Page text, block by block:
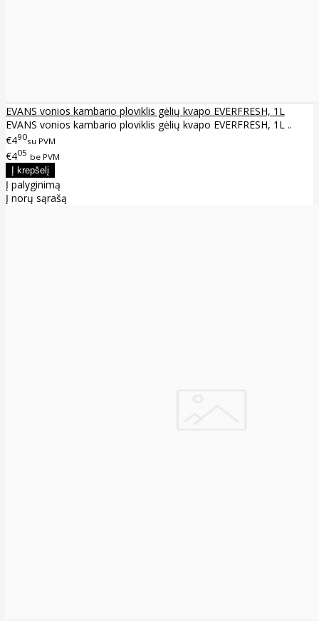
EVANS vonios kambario ploviklis gėlių kvapo EVERFRESH, 1L
EVANS vonios kambario ploviklis gėlių kvapo EVERFRESH, 1L ..
€490su PVM
€405 be PVM
Į palyginimą
Į norų sąrašą